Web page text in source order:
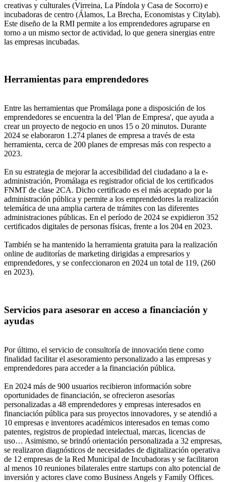
creativas y culturales (Virreina, La Píndola y Casa de Socorro) e
incubadoras de centro (Álamos, La Brecha, Economistas y Citylab).
Este diseño de la RMI permite a los emprendedores agruparse en
torno a un mismo sector de actividad, lo que genera sinergias entre
las empresas incubadas.
Herramientas para emprendedores
Entre las herramientas que Promálaga pone a disposición de los
emprendedores se encuentra la del 'Plan de Empresa', que ayuda a
crear un proyecto de negocio en unos 15 o 20 minutos. Durante
2024 se elaboraron 1.274 planes de empresa a través de esta
herramienta, cerca de 200 planes de empresas más con respecto a
2023.
En su estrategia de mejorar la accesibilidad del ciudadano a la e-
administración, Promálaga es registrador oficial de los certificados
FNMT de clase 2CA. Dicho certificado es el más aceptado por la
administración pública y permite a los emprendedores la realización
telemática de una amplia cartera de trámites con las diferentes
administraciones públicas. En el período de 2024 se expidieron 352
certificados digitales de personas físicas, frente a los 204 en 2023.
También se ha mantenido la herramienta gratuita para la realización
online de auditorías de marketing dirigidas a empresarios y
emprendedores, y se confeccionaron en 2024 un total de 119, (260
en 2023).
Servicios para asesorar en acceso a financiación y
ayudas
Por último, el servicio de consultoría de innovación tiene como
finalidad facilitar el asesoramiento personalizado a las empresas y
emprendedores para acceder a la financiación pública.
En 2024 más de 900 usuarios recibieron información sobre
oportunidades de financiación, se ofrecieron asesorías
personalizadas a 48 emprendedores y empresas interesados en
financiación pública para sus proyectos innovadores, y se atendió a
10 empresas e inventores académicos interesados en temas como
patentes, registros de propiedad intelectual, marcas, licencias de
uso… Asimismo, se brindó orientación personalizada a 32 empresas,
se realizaron diagnósticos de necesidades de digitalización operativa
de 12 empresas de la Red Municipal de Incubadoras y se facilitaron
al menos 10 reuniones bilaterales entre startups con alto potencial de
inversión y actores clave como Business Angels y Family Offices.